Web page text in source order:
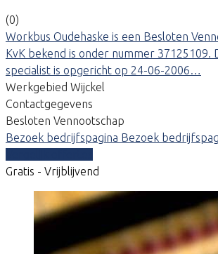
(0)
Workbus Oudehaske is een Besloten
KvK bekend is onder nummer 37125109.
specialist is opgericht op 24-06-2006…
Werkgebied Wijckel
Contactgegevens
Besloten Vennootschap
Bezoek bedrijfspagina Bezoek
Gratis - Vrijblijvend